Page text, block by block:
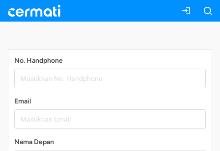
No. Handphone
Email
Nama Depan